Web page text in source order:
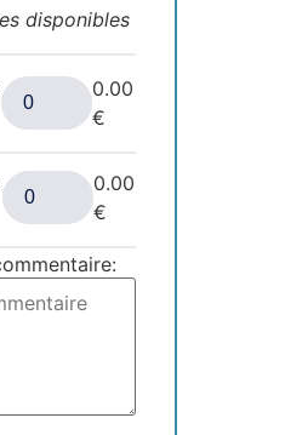
disponibles
0.00
€
0.00
€